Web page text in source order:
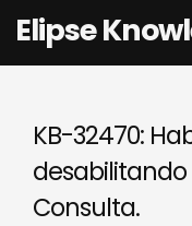
Elipse
KB-32470:
Consulta.